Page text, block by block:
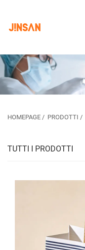
HOMEPAGE / PRODOTTI /
TUTTI I PRODOTTI